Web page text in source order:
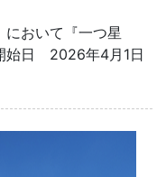
において『一つ星
始日 2026年4月1日